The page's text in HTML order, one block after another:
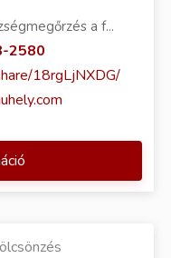
a f...
2580
18rgLjNXDG/